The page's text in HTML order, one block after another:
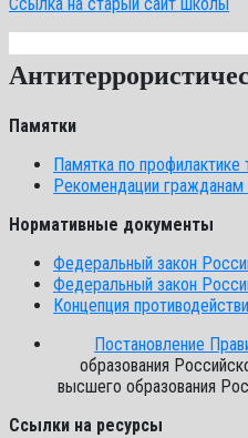
Памятки
Памятка по профилактике
Рекомендации гражданам
Нормативные документы
Федеральный закон
Федеральный закон
Концепция
Постановление
образования
высшего образования
Ссылки на ресурсы